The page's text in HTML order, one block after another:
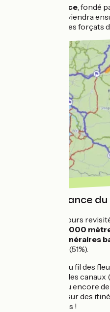
Tour de France, fondé
et journaliste, deviendra
tant attendu de ces forçats
Le Tour de France
Voici notre parcours
6000
100% sur des itinéraires
(51%).
Vous pédalerez au fil des
Saône, Rhône...), des
de la Garonne) ou encore
mais belle route sur des
accessibles à tous !